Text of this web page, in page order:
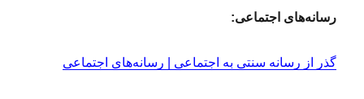
رسانه‌های اجتماعی:
گذر از رسانه سنتی به اجتماعی | رسانه‌های اجتماعی